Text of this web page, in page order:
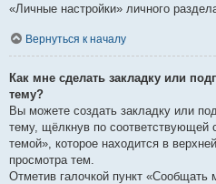
«Личные настройки» личного
Вернуться к началу
Как мне сделать закладку или
тему?
Вы можете создать закладку или
тему, щёлкнув по соответствующей
темой», которое находится в
просмотра тем.
Отметив галочкой пункт «Сообщать